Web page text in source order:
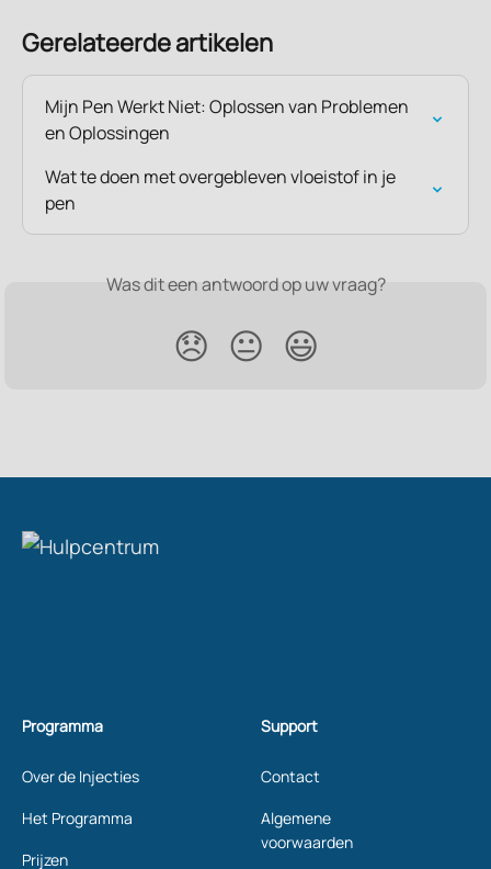
Gerelateerde artikelen
Mijn Pen Werkt Niet: Oplossen van Problemen
en Oplossingen
Wat te doen met overgebleven vloeistof in je
pen
Was dit een antwoord op uw vraag?
😞 😐 😃
Programma
Over de Injecties
Het Programma
Prijzen
Support
Contact
Algemene
voorwaarden